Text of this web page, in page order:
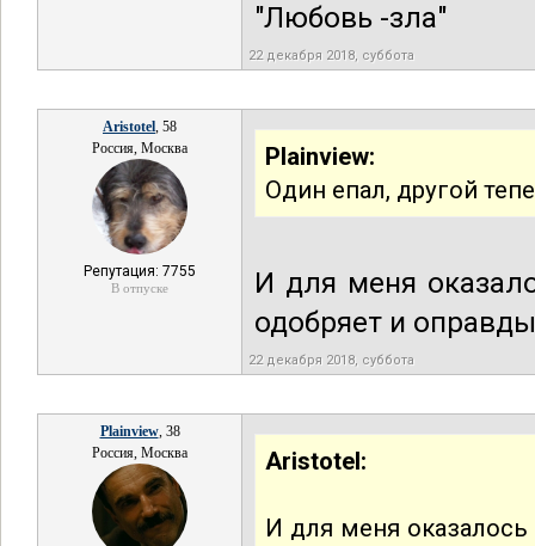
"Любовь -зла"
22 декабря 2018, суббота
Aristotel, 58
Россия, Москва
Репутация: 7755
В отпуске
Plainview:
Один епал, другой
И для меня
одобряет и
22 декабря 2018, суббота
Plainview, 38
Россия, Москва
Aristotel:
И для меня